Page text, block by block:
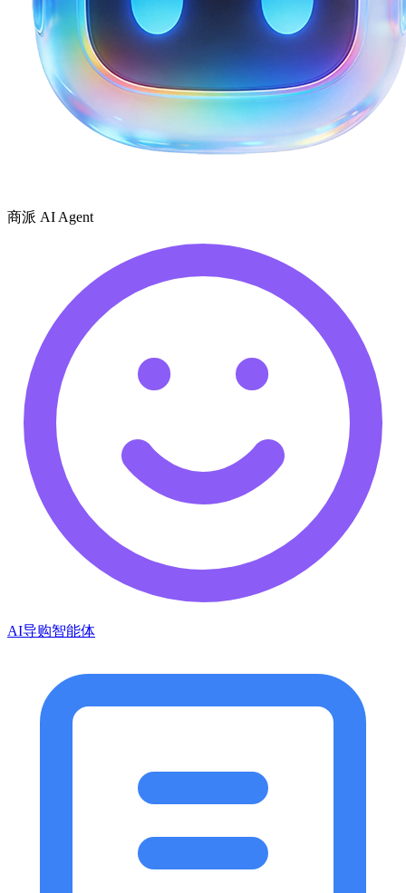
商派 AI Agent
AI导购智能体